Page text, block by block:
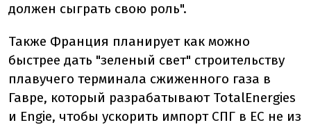
должен сыграть свою роль".
Также Франция планирует как можно
быстрее дать "зеленый свет" строительству
плавучего терминала сжиженного газа в
Гавре, который разрабатывают TotalEnergies
и Engie, чтобы ускорить импорт СПГ в ЕС не из